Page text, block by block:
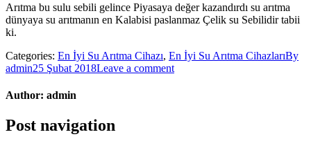
Arıtma bu sulu sebili gelince Piyasaya değer kazandırdı su arıtma
dünyaya su arıtmanın en Kalabisi paslanmaz Çelik su Sebilidir tabii
ki.
Categories: En İyi Su Arıtma Cihazı, En İyi Su Arıtma CihazlarıBy
admin25 Şubat 2018Leave a comment
Author: admin
Post navigation